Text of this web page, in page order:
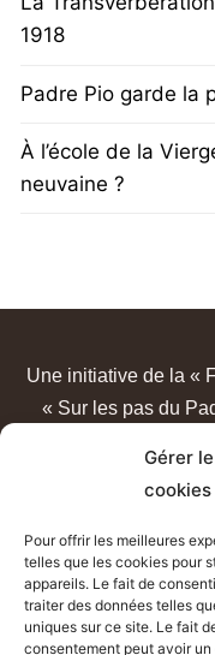
Gérer
cookies
Pour offrir les meilleures
telles que les cookies pour
appareils. Le fait de
traiter des données telles
uniques sur ce site. Le fait
consentement peut avoir
1918
Padre Pio garde la
À l’école de la
neuvaine ?
Une initiative de la «
« Sur les pas du